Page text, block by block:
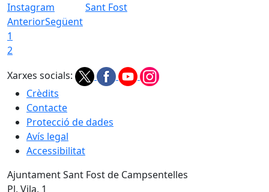
Instagram
Sant Fost
AnteriorSegüent
1
2
Xarxes socials:
Crèdits
Contacte
Protecció de dades
Avís legal
Accessibilitat
Ajuntament Sant Fost de Campsentelles
Pl. Vila, 1